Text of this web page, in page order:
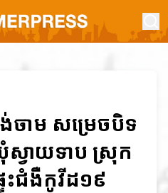
ចាម សម្រេចបិទ
វាយទាប ស្រុក
ះជំងឺកូវីដ១៩